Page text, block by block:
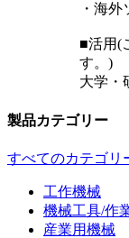
・海
■活用(
す。)
大学・
製品カテゴリー
すべてのカテゴリ
工作機械
機械工具/作
産業用機械